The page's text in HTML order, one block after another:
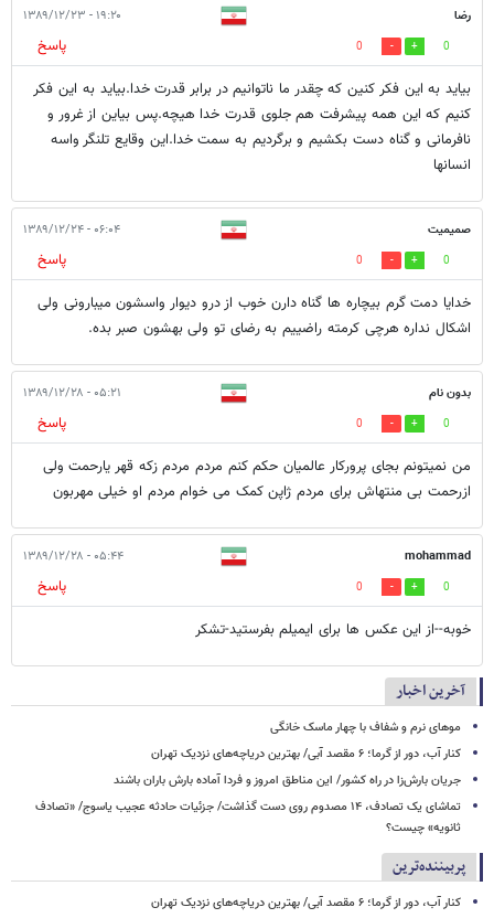
رضا ۱۹:۲۰ - ۱۳۸۹/۱۲/۲۳
0
0
پاسخ
بیاید به این فکر کنین که چقدر ما ناتوانیم در برابر قدرت خدا.بیاید به این فکر
کنیم که این همه پیشرفت هم جلوی قدرت خدا هیچه.پس بیاین از غرور و
نافرمانی و گناه دست بکشیم و برگردیم به سمت خدا.این وقایع تلنگر واسه
انسانها
صمیمیت ۰۶:۰۴ - ۱۳۸۹/۱۲/۲۴
0
0
پاسخ
خدایا دمت گرم بیچاره ها گناه دارن خوب از درو دیوار واسشون میبارونی ولی
اشکال نداره هرچی کرمته راضییم به رضای تو ولی بهشون صبر بده.
بدون نام ۰۵:۲۱ - ۱۳۸۹/۱۲/۲۸
0
0
پاسخ
من نمیتونم بجای پرورکار عالمیان حکم کنم مردم مردم زکه قهر یارحمت ولی
ازرحمت بی منتهاش برای مردم ژاپن کمک می خوام مردم او خیلی مهربون
mohammad ۰۵:۴۴ - ۱۳۸۹/۱۲/۲۸
0
0
پاسخ
خوبه--از این عکس ها برای ایمیلم بفرستید-تشکر
آخرین اخبار
موهای نرم و شفاف با چهار ماسک خانگی
کنار آب، دور از گرما؛ ۶ مقصد آبی/ بهترین دریاچه‌های نزدیک تهران
جریان بارش‌زا در راه کشور/ این مناطق امروز و فردا آماده بارش باران باشند
تماشای یک تصادف، ۱۴ مصدوم روی دست گذاشت/ جزئیات حادثه عجیب یاسوج/ «تصادف
ثانویه» چیست؟
پربیننده‌ترین
کنار آب، دور از گرما؛ ۶ مقصد آبی/ بهترین دریاچه‌های نزدیک تهران